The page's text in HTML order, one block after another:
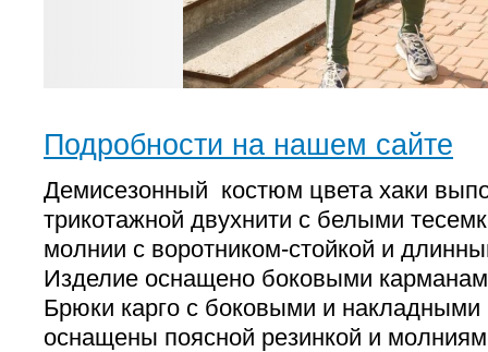
Подробности на нашем сайте
Демисезонный костюм цвета хаки
трикотажной двухнити с белыми
молнии с воротником-стойкой и
Изделие оснащено боковыми
Брюки карго с боковыми и
оснащены поясной резинкой и